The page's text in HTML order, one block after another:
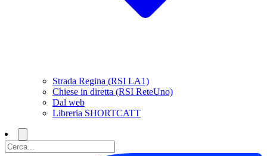
Strada Regina (RSI LA1)
Chiese in diretta (RSI ReteUno)
Dal web
Libreria SHORTCATT